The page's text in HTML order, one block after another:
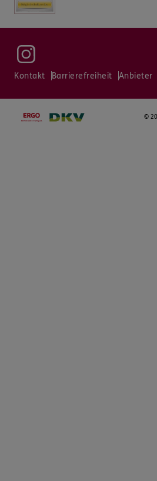
Kontakt Barrierefreiheit Anbieter
©